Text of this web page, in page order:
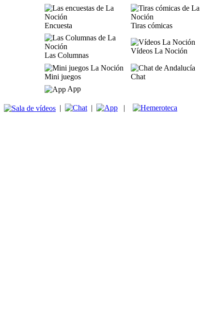
Encuesta Tiras cómicas
Las Columnas
Vídeos La Noción
Mini juegos
Chat
App
| | |